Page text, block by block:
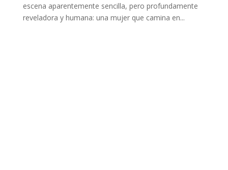
escena aparentemente sencilla, pero profundamente
reveladora y humana: una mujer que camina en...